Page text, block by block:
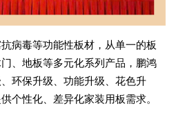
病毒等功能性板材，从单一的板
、地板等多元化系列产品，鹏鸿
环保升级、功能升级、花色升
个性化、差异化家装用板需求。